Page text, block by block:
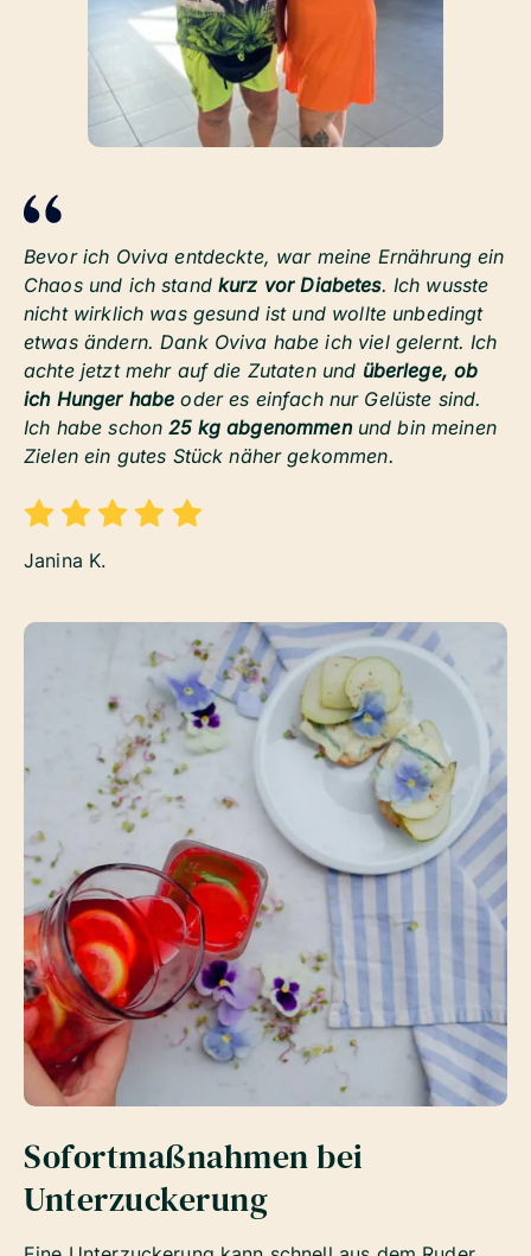
Bevor ich Oviva entdeckte, war meine Ernährung ein
Chaos und ich stand kurz vor Diabetes. Ich wusste
nicht wirklich was gesund ist und wollte unbedingt
etwas ändern. Dank Oviva habe ich viel gelernt. Ich
achte jetzt mehr auf die Zutaten und überlege, ob
ich Hunger habe oder es einfach nur Gelüste sind.
Ich habe schon25 kg abgenommenund bin meinen
Zielen ein gutes Stück näher gekommen.
Janina K.
Sofortmaßnahmen bei
Unterzuckerung